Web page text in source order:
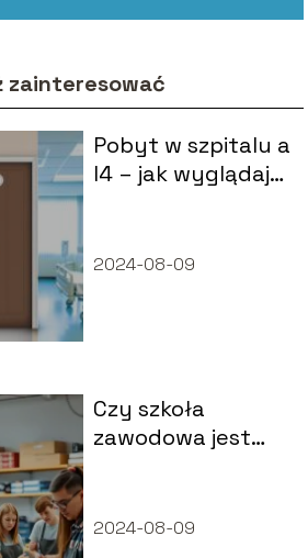
zainteresować
Pobyt w szpitalu a
l4 – jak wyglądają
2024-08-09
Czy szkoła
zawodowa jest
Wyjaśniamy
2024-08-09